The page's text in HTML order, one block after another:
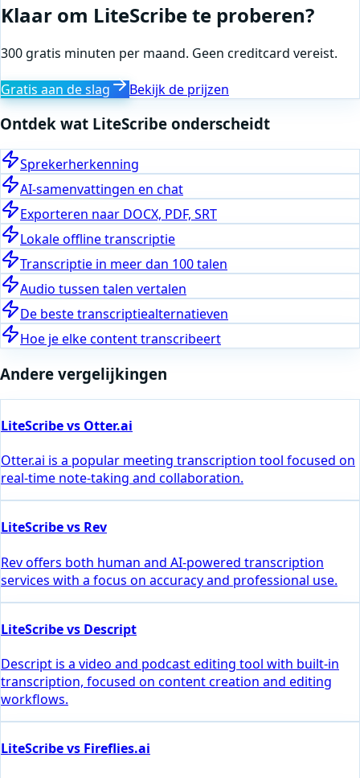
Klaar om LiteScribe te proberen?
300 gratis minuten per maand. Geen creditcard vereist.
Gratis aan de slag Bekijk de prijzen
Ontdek wat LiteScribe onderscheidt
Sprekerherkenning
AI-samenvattingen en chat
Exporteren naar DOCX, PDF, SRT
Lokale offline transcriptie
Transcriptie in meer dan 100 talen
Audio tussen talen vertalen
De beste transcriptiealternatieven
Hoe je elke content transcribeert
Andere vergelijkingen
LiteScribe vs Otter.ai
Otter.ai is a popular meeting transcription tool focused on
real-time note-taking and collaboration.
LiteScribe vs Rev
Rev offers both human and AI-powered transcription
services with a focus on accuracy and professional use.
LiteScribe vs Descript
Descript is a video and podcast editing tool with built-in
transcription, focused on content creation and editing
workflows.
LiteScribe vs Fireflies.ai